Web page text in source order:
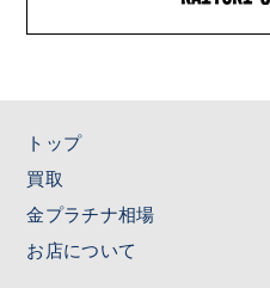
トップ
買取
金プラチナ相場
お店について